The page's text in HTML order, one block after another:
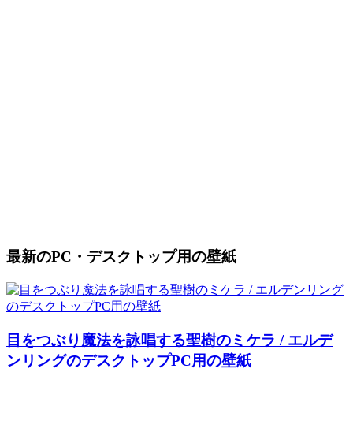
最新のPC・デスクトップ用の壁紙
目をつぶり魔法を詠唱する聖樹のミケラ / エルデ
ンリングのデスクトップPC用の壁紙